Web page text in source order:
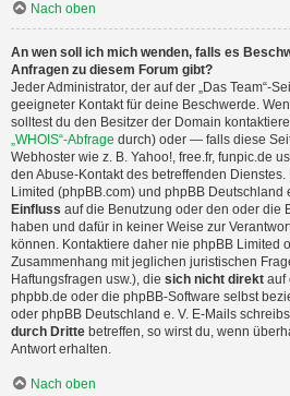
Nach oben
An wen soll ich mich wenden, falls es
Anfragen zu diesem Forum gibt?
Jeder Administrator, der auf der „Das Team“-
geeigneter Kontakt für deine Beschwerde.
solltest du den Besitzer der Domain
„WHOIS“-Abfrage durch) oder — falls diese
Webhoster wie z. B. Yahoo!, free.fr, funpic.de
den Abuse-Kontakt des betreffenden
Limited (phpBB.com) und phpBB Deutschland
Einfluss auf die Benutzung oder den oder die
haben und dafür in keiner Weise zur
können. Kontaktiere daher nie phpBB Limited
Zusammenhang mit jeglichen juristischen
Haftungsfragen usw.), die sich nicht direkt auf
phpbb.de oder die phpBB-Software selbst
oder phpBB Deutschland e. V. E-Mails
durch Dritte betreffen, so wirst du, wenn
Antwort erhalten.
Nach oben